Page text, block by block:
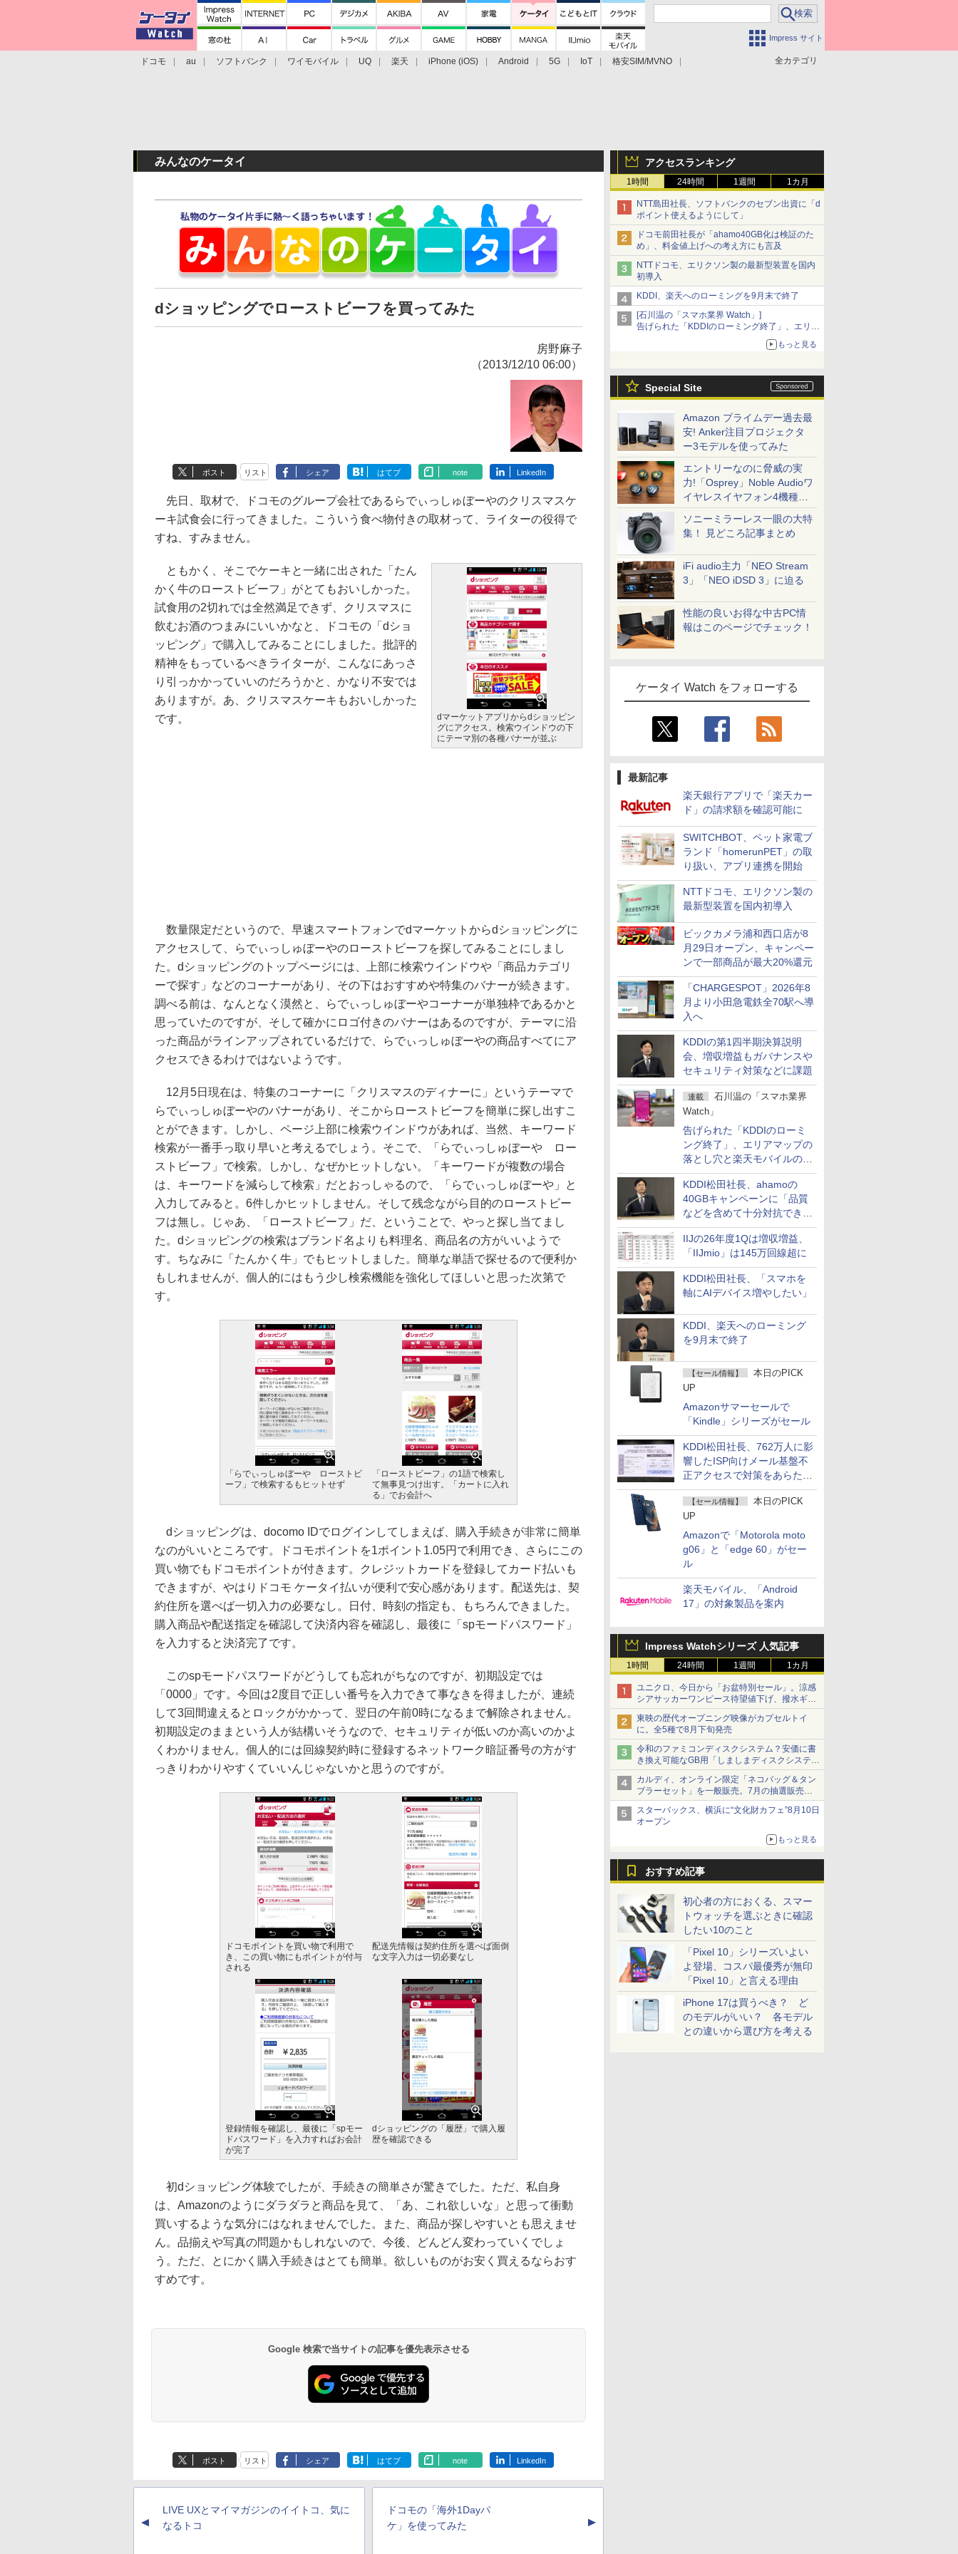
Impress サイト
全カテゴリ
ドコモ au ソフトバンク ワイモバイル UQ 楽天 iPhone (iOS) Android 5G IoT
格安SIM/MVNO
アクセスランキング
1時間 24時間 1週間 1カ月
NTT島田社長、ソフトバンクのセブン出資に「d
ポイント使えるようにして」
ドコモ前田社長が「ahamo40GB化は検証のた
め」、料金値上げへの考え方にも言及
NTTドコモ、エリクソン製の最新型装置を国内
初導入
KDDI、楽天へのローミングを9月末で終了
[石川温の「スマホ業界 Watch」]
告げられた「KDDIのローミング終了」、エリア
マップの落とし穴と楽天モバイルの課題
もっと見る
Special Site
Amazon プライムデー過去最
安! Anker注目プロジェクタ
ー3モデルを使ってみた
エントリーなのに脅威の実
力!「Osprey」Noble Audioワ
イヤレスイヤフォン4機種を
一気に聴く
ソニーミラーレス一眼の大特
集！ 見どころ記事まとめ
iFi audio主力「NEO Stream
3」「NEO iDSD 3」に迫る
性能の良いお得な中古PC情
報はこのページでチェック！
ケータイ Watch をフォローする
最新記事
楽天銀行アプリで「楽天カー
ド」の請求額を確認可能に
SWITCHBOT、ペット家電ブ
ランド「homerunPET」の取
り扱い、アプリ連携を開始
NTTドコモ、エリクソン製の
最新型装置を国内初導入
ビックカメラ浦和西口店が8
月29日オープン、キャンペー
ンで一部商品が最大20%還元
「CHARGESPOT」2026年8
月より小田急電鉄全70駅へ導
入へ
KDDIの第1四半期決算説明
会、増収増益もガバナンスや
セキュリティ対策などに課題
連載
石川温の「スマホ業界
Watch」
告げられた「KDDIのローミ
ング終了」、エリアマップの
落とし穴と楽天モバイルの課
題
KDDI松田社長、ahamoの
40GBキャンペーンに「品質
などを含めて十分対抗でき
る」
IIJの26年度1Qは増収増益、
「IIJmio」は145万回線超に
KDDI松田社長、「スマホを
軸にAIデバイス増やしたい」
KDDI、楽天へのローミング
を9月末で終了
【セール情報】
本日のPICK
UP
Amazonサマーセールで
「Kindle」シリーズがセール
KDDI松田社長、762万人に影
響したISP向けメール基盤不
正アクセスで対策をあらため
て説明
【セール情報】
本日のPICK
UP
Amazonで「Motorola moto
g06」と「edge 60」がセー
ル
楽天モバイル、「Android
17」の対象製品を案内
Impress Watchシリーズ 人気記事
1時間 24時間 1週間 1カ月
ユニクロ、今日から「お盆特別セール」。涼感
シアサッカーワンピース待望値下げ、撥水ギア
ショーツは1990円に
東映の歴代オープニング映像がカプセルトイ
に。全5種で8月下旬発売
令和のファミコンディスクシステム？安価に書
き換え可能なGB用「しましまディスクシステ
ム」
カルディ、オンライン限定「ネコバッグ＆タン
ブラーセット」を一般販売。7月の抽選販売の
当選無効分
スターバックス、横浜に“文化財カフェ”8月10日
オープン
もっと見る
おすすめ記事
初心者の方におくる、スマー
トウォッチを選ぶときに確認
したい10のこと
「Pixel 10」シリーズいよい
よ登場、コスパ最優秀が無印
「Pixel 10」と言える理由
iPhone 17は買うべき？ ど
のモデルがいい？ 各モデル
との違いから選び方を考える
みんなのケータイ
dショッピングでローストビーフを買ってみた
房野麻子
（2013/12/10 06:00）
ポスト リスト シェア はてブ note LinkedIn
先日、取材で、ドコモのグループ会社であるらでぃっしゅぼーやのクリスマスケ
ーキ試食会に行ってきました。こういう食べ物付きの取材って、ライターの役得で
すね、すみません。
dマーケットアプリからdショッピン
グにアクセス。検索ウインドウの下
にテーマ別の各種バナーが並ぶ
ともかく、そこでケーキと一緒に出された「たん
かく牛のローストビーフ」がとてもおいしかった。
試食用の2切れでは全然満足できず、クリスマスに
飲むお酒のつまみにいいかなと、ドコモの「dショ
ッピング」で購入してみることにしました。批評的
精神をもっているべきライターが、こんなにあっさ
り引っかかっていいのだろうかと、かなり不安では
ありますが。あ、クリスマスケーキもおいしかった
です。
数量限定だというので、早速スマートフォンでdマーケットからdショッピングに
アクセスして、らでぃっしゅぼーやのローストビーフを探してみることにしまし
た。dショッピングのトップページには、上部に検索ウインドウや「商品カテゴリ
ーで探す」などのコーナーがあり、その下はおすすめや特集のバナーが続きます。
調べる前は、なんとなく漠然と、らでぃっしゅぼーやコーナーが単独枠であるかと
思っていたのですが、そして確かにロゴ付きのバナーはあるのですが、テーマに沿
った商品がラインアップされているだけで、らでぃっしゅぼーやの商品すべてにア
クセスできるわけではないようです。
12月5日現在は、特集のコーナーに「クリスマスのディナーに」というテーマで
らでぃっしゅぼーやのバナーがあり、そこからローストビーフを簡単に探し出すこ
とができます。しかし、ページ上部に検索ウインドウがあれば、当然、キーワード
検索が一番手っ取り早いと考えるでしょう。そこで、「らでぃっしゅぼーや ロー
ストビーフ」で検索。しかし、なぜかヒットしない。「キーワードが複数の場合
は、キーワードを減らして検索」だとおっしゃるので、「らでぃっしゅぼーや」と
入力してみると。6件しかヒットしません。そして残念ながら目的のローストビー
フは無し。じゃあ、「ローストビーフ」だ、ということで、やっと探し当てまし
た。dショッピングの検索はブランド名よりも料理名、商品名の方がいいようで
す。ちなみに「たんかく牛」でもヒットしました。簡単な単語で探せるので便利か
もしれませんが、個人的にはもう少し検索機能を強化してほしいと思った次第で
す。
「らでぃっしゅぼーや ローストビ
ーフ」で検索するもヒットせず
「ローストビーフ」の1語で検索し
て無事見つけ出す。「カートに入れ
る」でお会計へ
dショッピングは、docomo IDでログインしてしまえば、購入手続きが非常に簡単
なのがいいところです。ドコモポイントを1ポイント1.05円で利用でき、さらにこの
買い物でもドコモポイントが付きます。クレジットカードを登録してカード払いも
できますが、やはりドコモ ケータイ払いが便利で安心感があります。配送先は、契
約住所を選べば一切入力の必要なし。日付、時刻の指定も、もちろんできました。
購入商品や配送指定を確認して決済内容を確認し、最後に「spモードパスワード」
を入力すると決済完了です。
このspモードパスワードがどうしても忘れがちなのですが、初期設定では
「0000」です。今回は2度目で正しい番号を入力できて事なきを得ましたが、連続
して3回間違えるとロックがかかって、翌日の午前0時になるまで解除されません。
初期設定のままという人が結構いそうなので、セキュリティが低いのか高いのかよ
くわかりません。個人的には回線契約時に登録するネットワーク暗証番号の方がす
っきりわかりやすくていいんじゃないかと思うのですが。
ドコモポイントを買い物で利用で
き、この買い物にもポイントが付与
される
配送先情報は契約住所を選べば面倒
な文字入力は一切必要なし
登録情報を確認し、最後に「spモー
ドパスワード」を入力すればお会計
が完了
dショッピングの「履歴」で購入履
歴を確認できる
初dショッピング体験でしたが、手続きの簡単さが驚きでした。ただ、私自身
は、Amazonのようにダラダラと商品を見て、「あ、これ欲しいな」と思って衝動
買いするような気分にはなれませんでした。また、商品が探しやすいとも思えませ
ん。品揃えや写真の問題かもしれないので、今後、どんどん変わっていくでしょ
う。ただ、とにかく購入手続きはとても簡単。欲しいものがお安く買えるならおす
すめです。
Google 検索で当サイトの記事を優先表示させる
ポスト リスト シェア はてブ note LinkedIn
▲
LIVE UXとマイマガジンのイイトコ、気に
なるトコ
ドコモの「海外1Dayパ
ケ」を使ってみた
▲